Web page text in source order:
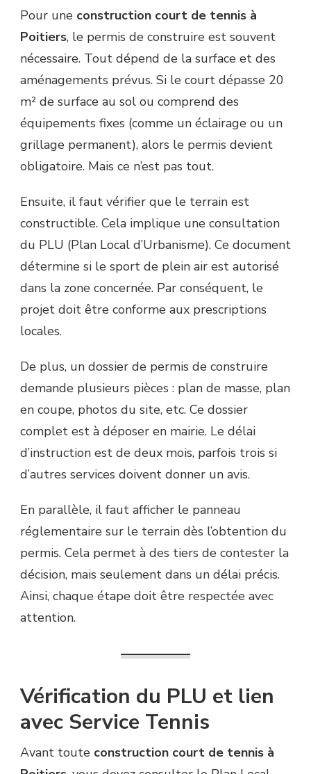
Pour une construction court de tennis à
Poitiers, le permis de construire est souvent
nécessaire. Tout dépend de la surface et des
aménagements prévus. Si le court dépasse 20
m² de surface au sol ou comprend des
équipements fixes (comme un éclairage ou un
grillage permanent), alors le permis devient
obligatoire. Mais ce n’est pas tout.
Ensuite, il faut vérifier que le terrain est
constructible. Cela implique une consultation
du PLU (Plan Local d’Urbanisme). Ce document
détermine si le sport de plein air est autorisé
dans la zone concernée. Par conséquent, le
projet doit être conforme aux prescriptions
locales.
De plus, un dossier de permis de construire
demande plusieurs pièces : plan de masse, plan
en coupe, photos du site, etc. Ce dossier
complet est à déposer en mairie. Le délai
d’instruction est de deux mois, parfois trois si
d’autres services doivent donner un avis.
En parallèle, il faut afficher le panneau
réglementaire sur le terrain dès l’obtention du
permis. Cela permet à des tiers de contester la
décision, mais seulement dans un délai précis.
Ainsi, chaque étape doit être respectée avec
attention.
Vérification du PLU et lien
avec Service Tennis
Avant toute construction court de tennis à